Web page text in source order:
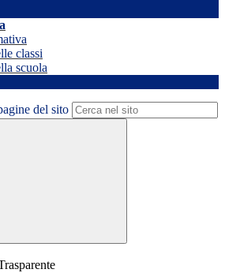
classi
scuola
del sito